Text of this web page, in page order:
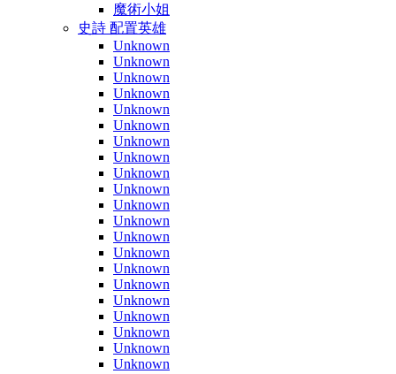
魔術小姐
史詩 配置英雄
Unknown
Unknown
Unknown
Unknown
Unknown
Unknown
Unknown
Unknown
Unknown
Unknown
Unknown
Unknown
Unknown
Unknown
Unknown
Unknown
Unknown
Unknown
Unknown
Unknown
Unknown